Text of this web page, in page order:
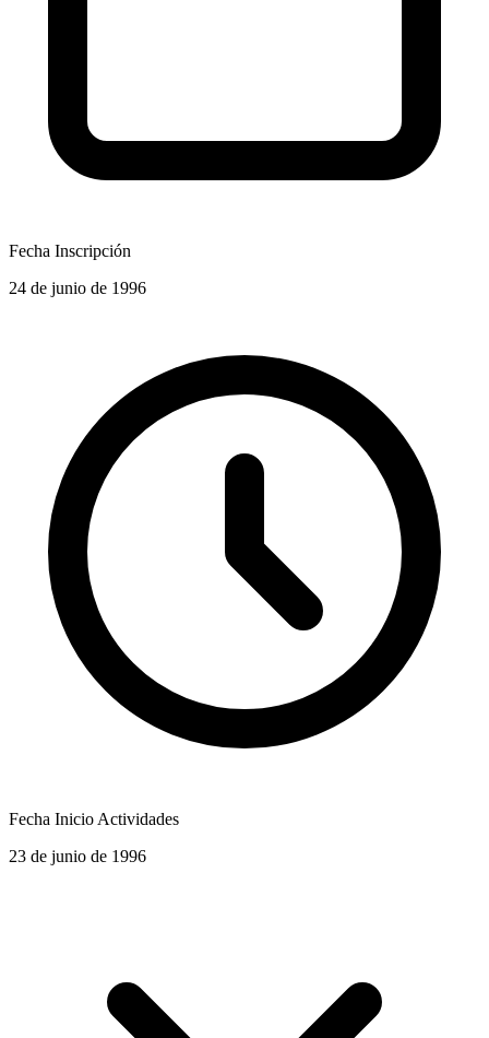
Fecha Inscripción
24 de junio de 1996
Fecha Inicio Actividades
23 de junio de 1996